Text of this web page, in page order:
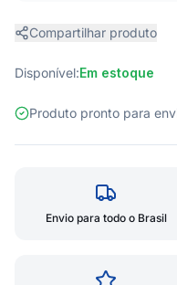
Compartilhar produto
Disponível:Em estoque
Produto pronto para
Envio para todo o Brasil